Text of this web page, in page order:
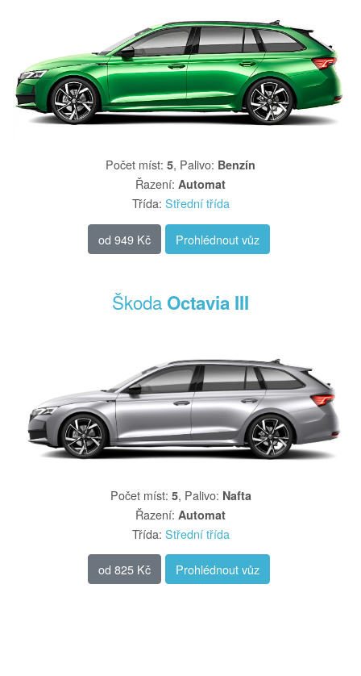
Počet míst: 5, Palivo: Benzín
Řazení: Automat
Třída: Střední třída
od 949 Kč Prohlédnout vůz
Škoda Octavia III
Počet míst: 5, Palivo: Nafta
Řazení: Automat
Třída: Střední třída
od 825 Kč Prohlédnout vůz